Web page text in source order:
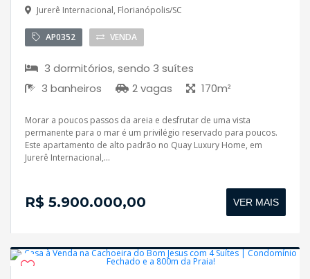
Jurerê Internacional, Florianópolis/SC
AP0352 VENDA
3 dormitórios, sendo 3 suítes
3 banheiros
2 vagas 170m²
Morar a poucos passos da areia e desfrutar de uma vista
permanente para o mar é um privilégio reservado para poucos.
Este apartamento de alto padrão no Quay Luxury Home, em
Jurerê Internacional,...
R$ 5.900.000,00 VER MAIS